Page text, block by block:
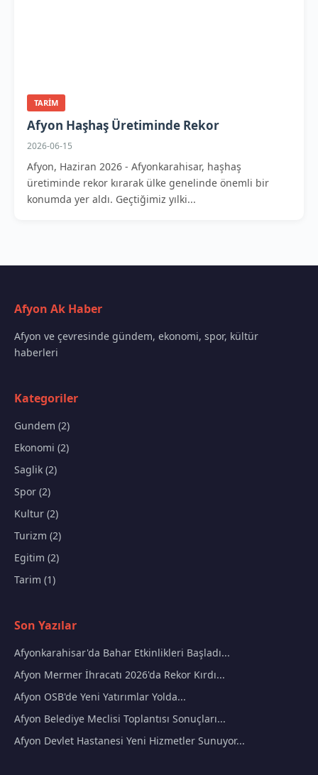
TARIM
Afyon Haşhaş Üretiminde Rekor
2026-06-15
Afyon, Haziran 2026 - Afyonkarahisar, haşhaş
üretiminde rekor kırarak ülke genelinde önemli bir
konumda yer aldı. Geçtiğimiz yılki...
Afyon Ak Haber
Afyon ve çevresinde gündem, ekonomi, spor, kültür
haberleri
Kategoriler
Gundem (2)
Ekonomi (2)
Saglik (2)
Spor (2)
Kultur (2)
Turizm (2)
Egitim (2)
Tarim (1)
Son Yazılar
Afyonkarahisar'da Bahar Etkinlikleri Başladı...
Afyon Mermer İhracatı 2026'da Rekor Kırdı...
Afyon OSB'de Yeni Yatırımlar Yolda...
Afyon Belediye Meclisi Toplantısı Sonuçları...
Afyon Devlet Hastanesi Yeni Hizmetler Sunuyor...